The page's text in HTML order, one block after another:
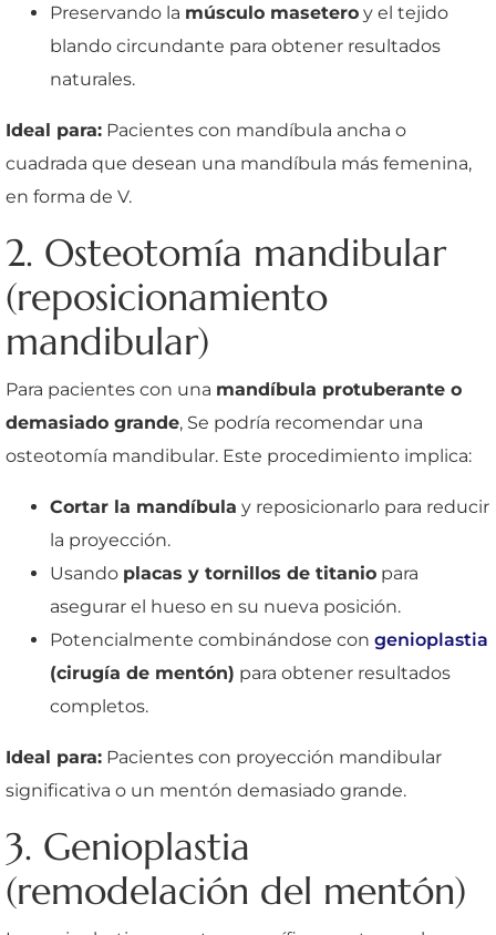
Preservando la músculo masetero y el tejido
blando circundante para obtener resultados
naturales.
Ideal para: Pacientes con mandíbula ancha o
cuadrada que desean una mandíbula más femenina,
en forma de V.
2. Osteotomía mandibular
(reposicionamiento
mandibular)
Para pacientes con una mandíbula protuberante o
demasiado grande, Se podría recomendar una
osteotomía mandibular. Este procedimiento implica:
Cortar la mandíbula y reposicionarlo para reducir
la proyección.
Usando placas y tornillos de titanio para
asegurar el hueso en su nueva posición.
Potencialmente combinándose con genioplastia
(cirugía de mentón) para obtener resultados
completos.
Ideal para: Pacientes con proyección mandibular
significativa o un mentón demasiado grande.
3. Genioplastia
(remodelación del mentón)